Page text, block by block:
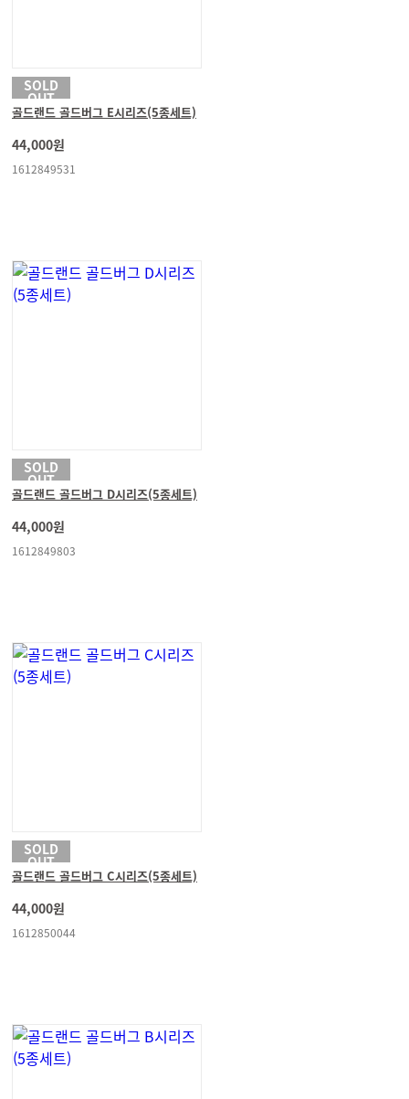
SOLD
OUT
골드랜드 골드버그 E시리즈(5종세트)
44,000원
1612849531
SOLD
OUT
골드랜드 골드버그 D시리즈(5종세트)
44,000원
1612849803
SOLD
OUT
골드랜드 골드버그 C시리즈(5종세트)
44,000원
1612850044